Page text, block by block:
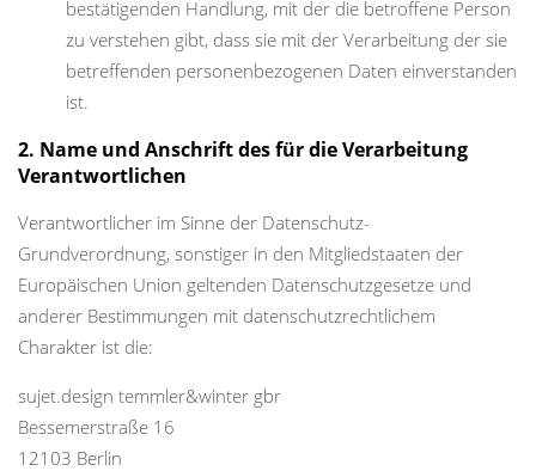
bestätigenden Handlung, mit der die betroffene Person
zu verstehen gibt, dass sie mit der Verarbeitung der sie
betreffenden personenbezogenen Daten einverstanden
ist.
2. Name und Anschrift des für die Verarbeitung
Verantwortlichen
Verantwortlicher im Sinne der Datenschutz-
Grundverordnung, sonstiger in den Mitgliedstaaten der
Europäischen Union geltenden Datenschutzgesetze und
anderer Bestimmungen mit datenschutzrechtlichem
Charakter ist die:
sujet.design temmler&winter gbr
Bessemerstraße 16
12103 Berlin